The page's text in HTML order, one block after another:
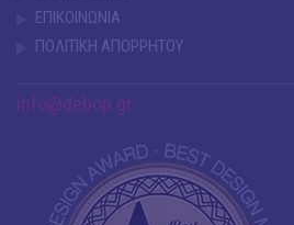
ΕΠΙΚΟΙΝΩΝΙΑ
ΠΟΛΙΤΙΚΗ ΑΠΟΡΡΗΤΟΥ
info@debop.gr